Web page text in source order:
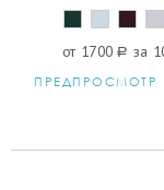
от 1700 a за
ПРЕДПРОСМОТР